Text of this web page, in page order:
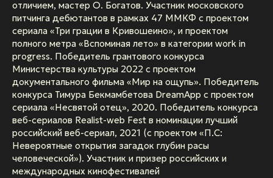
отличием, мастер О. Богатов. Участник московского
питчинга дебютантов в рамках 47 ММКФ с проектом
сериала «Три грации в Кривошеино», и проектом
полного метра «Вспоминая лето» в категории work in
progress. Победитель грантового конкурса
Министерства культуры 2022 с проектом
документального фильма «Мир на ощупь». Победитель
конкурса Тимура Бекмамбетова DreamApp с проектом
сериала «Несвятой отец», 2020. Победитель конкурса
веб-сериалов Realist-web Fest в номинации лучший
российский веб-сериал, 2021 (с проектом «П.С:
Невероятные открытия загадок глубин расы
человеческой»). Участник и призер российских и
международных кинофестивалей